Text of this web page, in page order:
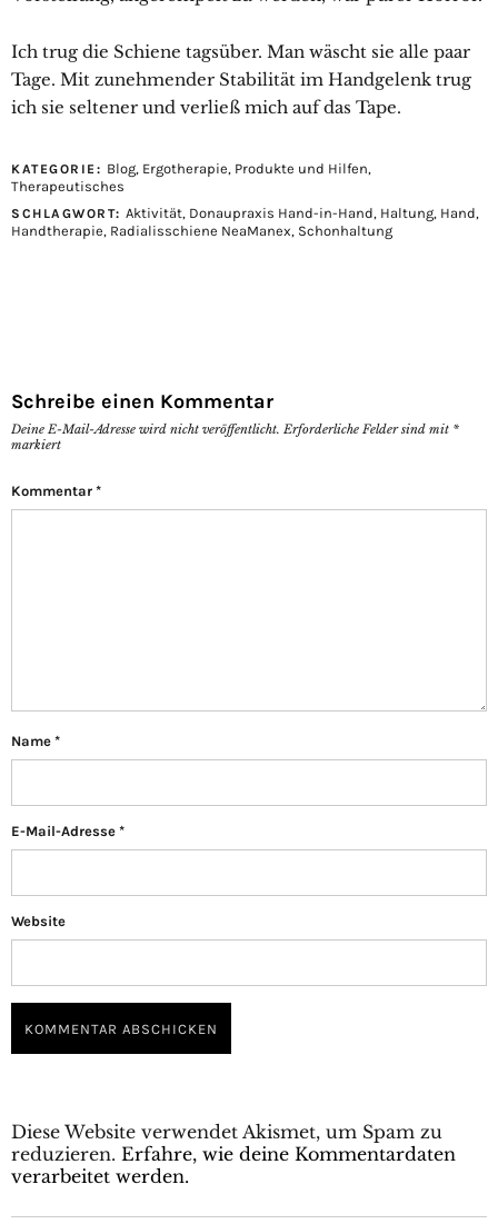
Ich trug die Schiene tagsüber. Man wäscht sie alle paar
Tage. Mit zunehmender Stabilität im Handgelenk trug
ich sie seltener und verließ mich auf das Tape.
KATEGORIE: Blog, Ergotherapie, Produkte und Hilfen,
Therapeutisches
SCHLAGWORT: Aktivität, Donaupraxis Hand-in-Hand, Haltung, Hand,
Handtherapie, Radialisschiene NeaManex, Schonhaltung
Schreibe einen Kommentar
Deine E-Mail-Adresse wird nicht veröffentlicht. Erforderliche Felder sind mit *
markiert
Kommentar *
Name *
E-Mail-Adresse *
Website
Diese Website verwendet Akismet, um Spam zu
reduzieren. Erfahre, wie deine Kommentardaten
verarbeitet werden.